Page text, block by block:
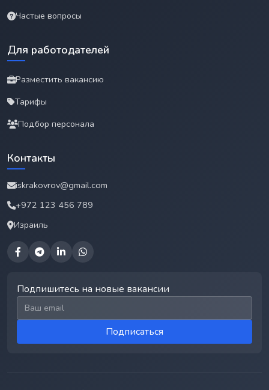
Частые вопросы
Для работодателей
Разместить вакансию
Тарифы
Подбор персонала
Контакты
iskrakovrov@gmail.com
+972 123 456 789
Израиль
Подпишитесь на новые вакансии
Email для подписки
Подписаться